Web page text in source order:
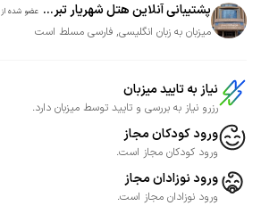
پشتیبانی آنلاین هتل شهریار تبر... عضو شده از
میزبان به زبان انگلیسی, فارسی مسلط است
نیاز به تایید میزبان
رزرو نیاز به بررسی و تایید توسط میزبان دارد.
ورود کودکان مجاز
ورود کودکان مجاز است.
ورود نوزادان مجاز
ورود نوزادان مجاز است.